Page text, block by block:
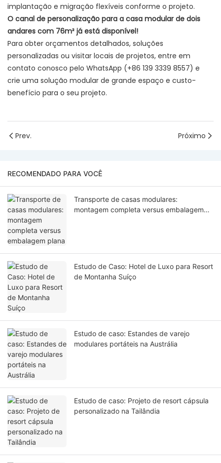
implantação e migração flexíveis conforme o projeto.
O canal de personalização para a casa modular de dois
andares com 76m² já está disponível!
Para obter orçamentos detalhados, soluções
personalizadas ou visitar locais de projetos, entre em
contato conosco pelo WhatsApp (+86 139 3339 8557) e
crie uma solução modular de grande espaço e custo-
benefício para o seu projeto.
Prev. Próximo
RECOMENDADO PARA VOCÊ
Transporte de casas modulares:
montagem completa versus embalagem
Estudo de Caso: Hotel de Luxo para Resort
de Montanha Suíço
Estudo de caso: Estandes de varejo
modulares portáteis na Austrália
Estudo de caso: Projeto de resort cápsula
personalizado na Tailândia